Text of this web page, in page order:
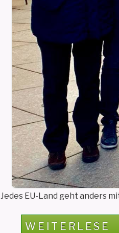
Jedes EU-Land geht anders
„EU-
WEITERLESE